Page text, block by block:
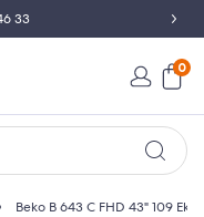
33
0
Beko B 643 C FHD 43" 109